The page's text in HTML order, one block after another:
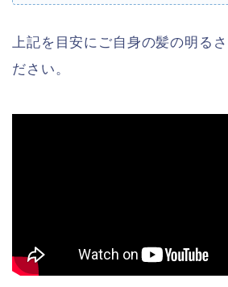
上記を目安にご自身の髪の明る
ださい。